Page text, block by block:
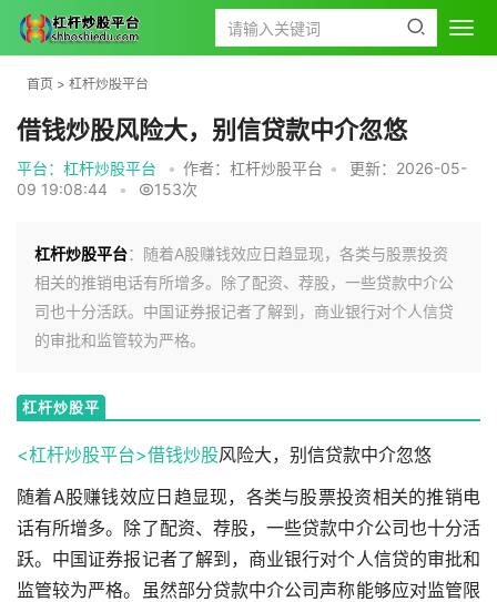
首页 > 杠杆炒股平台
借钱炒股风险大，别信贷款中介忽悠
平台：杠杆炒股平台 • 作者：杠杆炒股平台 •
更新：2026-05-
09 19:08:44
• 153次
杠杆炒股平台：随着A股赚钱效应日趋显现，各类与股票投资
相关的推销电话有所增多。除了配资、荐股，一些贷款中介公
司也十分活跃。中国证券报记者了解到，商业银行对个人信贷
的审批和监管较为严格。
杠杆炒股平
<杠杆炒股平台>借钱炒股风险大，别信贷款中介忽悠
随着A股赚钱效应日趋显现，各类与股票投资相关的推销电
话有所增多。除了配资、荐股，一些贷款中介公司也十分活
跃。中国证券报记者了解到，商业银行对个人信贷的审批和
监管较为严格。虽然部分贷款中介公司声称能够应对监管限